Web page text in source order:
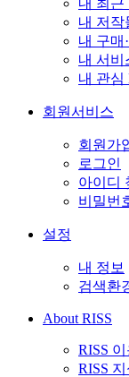
내 최근
내 저작
내 구매
내 서비
내 관심
회원서비스
회원가
로그인
아이디
비밀번
설정
내 정보
검색환
About RISS
RISS
RISS 지